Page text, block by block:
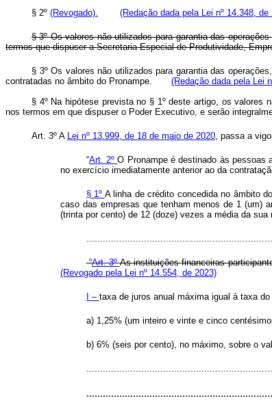
§ 2º (Revogado). (Redação dada pela Lei nº 14.348, de
§ 3º Os valores não utilizados para garantia das
termos que dispuser a Secretaria Especial de Produtividade,
§ 3º Os valores não utilizados para garantia das
contratadas no âmbito do Pronampe. (Redação dada pela Lei
§ 4º Na hipótese prevista no § 1º deste artigo, os valores
nos termos em que dispuser o Poder Executivo, e serão
Art. 3º A Lei nº 13.999, de 18 de maio de 2020, passa a
“Art. 2ºO Pronampe é destinado às pessoas
no exercício imediatamente anterior ao da
§ 1º A linha de crédito concedida no âmbito
caso das empresas que tenham menos de 1 (um)
(trinta por cento) de 12 (doze) vezes a média da
“Art. 3ºAs instituições financeiras
(Revogado pela Lei nº 14.554, de 2023)
I – taxa de juros anual máxima igual à taxa
a) 1,25% (um inteiro e vinte e cinco
b) 6% (seis por cento), no máximo, sobre o